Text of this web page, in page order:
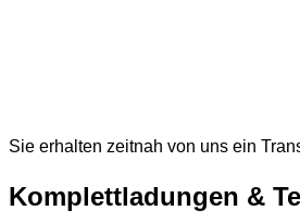
Sie erhalten zeitnah von uns ein
Komplettladungen &